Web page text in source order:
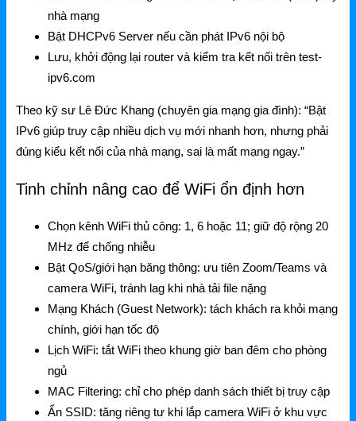
nhà mạng
Bật DHCPv6 Server nếu cần phát IPv6 nội bộ
Lưu, khởi động lại router và kiểm tra kết nối trên test-
ipv6.com
Theo kỹ sư Lê Đức Khang (chuyên gia mạng gia đình): “Bật
IPv6 giúp truy cập nhiều dịch vụ mới nhanh hơn, nhưng phải
đúng kiểu kết nối của nhà mạng, sai là mất mạng ngay.”
Tinh chỉnh nâng cao để WiFi ổn định hơn
Chọn kênh WiFi thủ công: 1, 6 hoặc 11; giữ độ rộng 20
MHz để chống nhiễu
Bật QoS/giới hạn băng thông: ưu tiên Zoom/Teams và
camera WiFi, tránh lag khi nhà tải file nặng
Mạng Khách (Guest Network): tách khách ra khỏi mạng
chính, giới hạn tốc độ
Lịch WiFi: tắt WiFi theo khung giờ ban đêm cho phòng
ngủ
MAC Filtering: chỉ cho phép danh sách thiết bị truy cập
Ẩn SSID: tăng riêng tư khi lắp camera WiFi ở khu vực